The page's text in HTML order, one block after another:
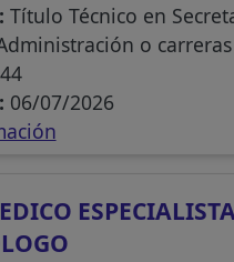
Título Técnico en
o
06/07/2026